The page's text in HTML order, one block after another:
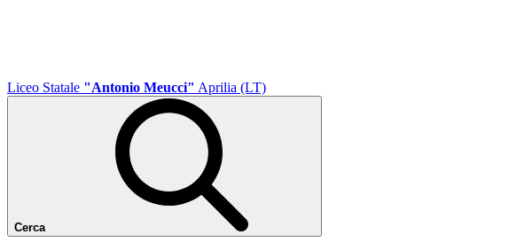
Liceo Statale "Antonio Meucci" Aprilia (LT)
Cerca